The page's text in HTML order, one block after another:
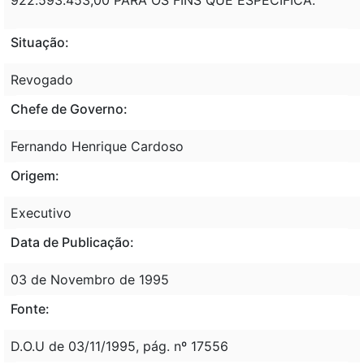
Situação:
Revogado
Chefe de Governo:
Fernando Henrique Cardoso
Origem:
Executivo
Data de Publicação:
03 de Novembro de 1995
Fonte:
D.O.U de 03/11/1995, pág. nº 17556